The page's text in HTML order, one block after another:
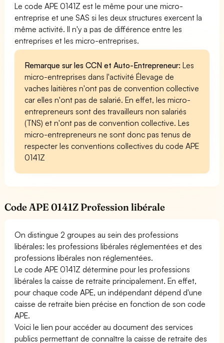
Le code APE 0141Z est le même pour une micro-
entreprise et une SAS si les deux structures exercent la
même activité. Il n'y a pas de différence entre les
entreprises et les micro-entreprises.
Remarque sur les CCN et Auto-Entrepreneur: Les
micro-entreprises dans l'activité Élevage de
vaches laitières n'ont pas de convention collective
car elles n'ont pas de salarié. En effet, les micro-
entrepreneurs sont des travailleurs non salariés
(TNS) et n'ont pas de convention collective. Les
micro-entrepreneurs ne sont donc pas tenus de
respecter les conventions collectives du code APE
0141Z
Code APE 0141Z Profession libérale
On distingue 2 groupes au sein des professions
libérales: les professions libérales réglementées et des
professions libérales non réglementées.
Le code APE 0141Z détermine pour les professions
libérales la caisse de retraite principalement. En effet,
pour chaque code APE, un indépendant dépend d'une
caisse de retraite bien précise en fonction de son code
APE.
Voici le lien pour accéder au document des services
publics permettant de connaître la caisse de retraite des